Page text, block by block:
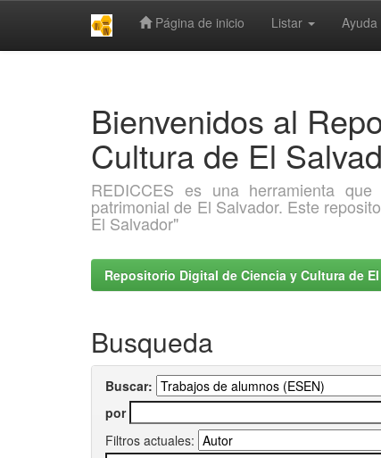
Página de inicio Listar Ayuda
Bienvenidos al
Cultura de El
REDICCES es una herramienta
patrimonial de El Salvador. Este
El Salvador"
Repositorio Digital de Ciencia y Cultura de El
Busqueda
Buscar:
por
Filtros actuales: